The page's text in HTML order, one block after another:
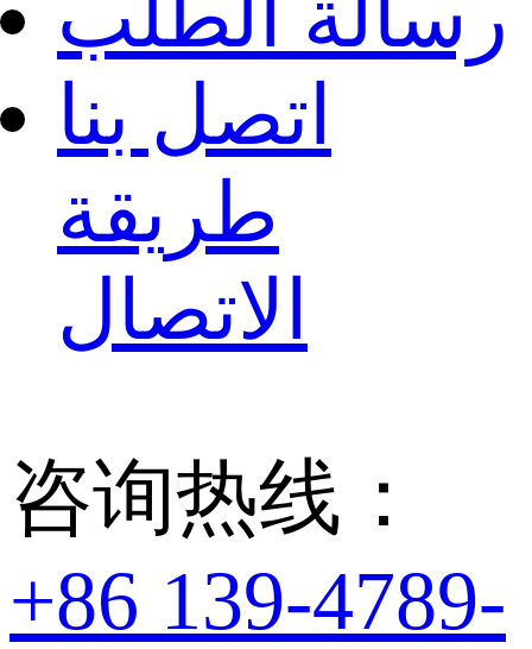
رسالة الطلب
اتصل بنا
طريقة
الاتصال
咨询热线：
+86 139-4789-